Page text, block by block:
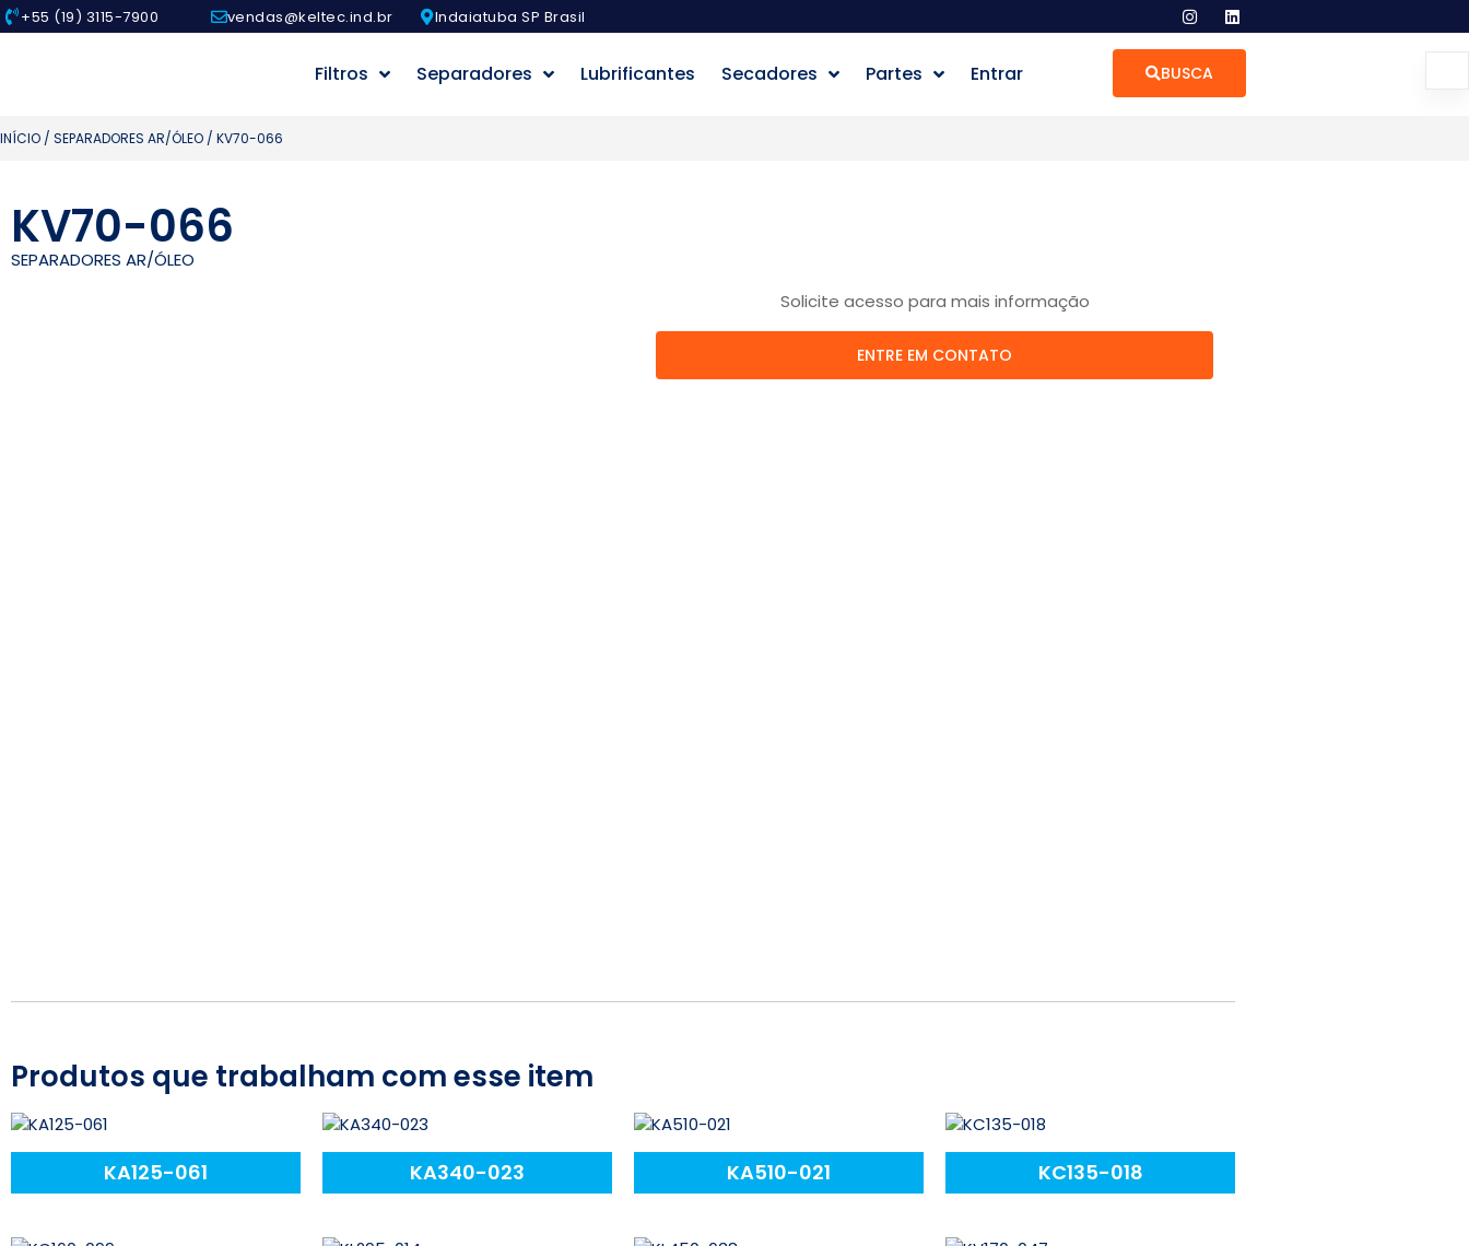
+55 (19) 3115-7900 vendas@keltec.ind.br Indaiatuba SP Brasil
Filtros Separadores Lubrificantes Secadores Partes Entrar BUSCA
INÍCIO / SEPARADORES AR/ÓLEO / KV70-066
KV70-066
SEPARADORES AR/ÓLEO
Solicite acesso para mais informação
ENTRE EM CONTATO
Produtos que trabalham com esse item
KA125-061 KA340-023 KA510-021 KC135-018